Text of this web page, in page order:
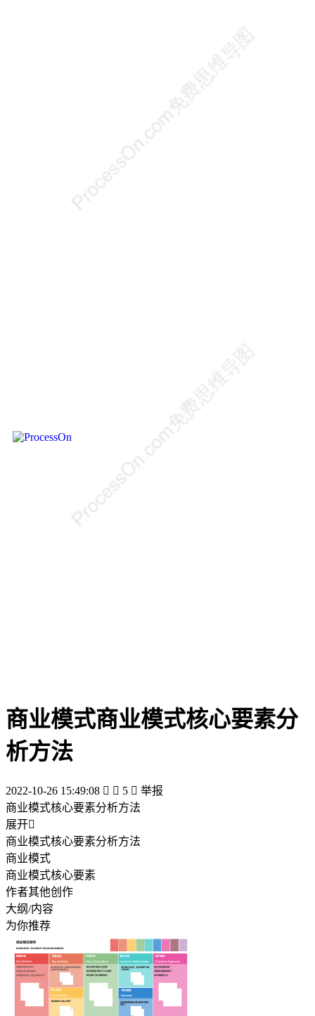
商业模式商业模式核心要素分
析方法
2022-10-26 15:49:08   5  举报
商业模式核心要素分析方法
展开
商业模式核心要素分析方法
商业模式
商业模式核心要素
作者其他创作
大纲/内容
为你推荐